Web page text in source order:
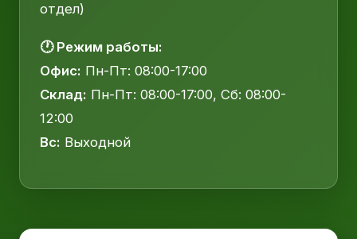
отдел)
🕐 Режим работы:
Офис: Пн-Пт: 08:00-17:00
Склад: Пн-Пт: 08:00-17:00, Сб: 08:00-
12:00
Вс: Выходной